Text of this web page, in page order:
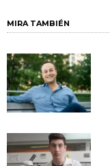
MIRA TAMBIÉN